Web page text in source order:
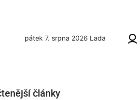
pátek 7. srpna 2026 Lada
články